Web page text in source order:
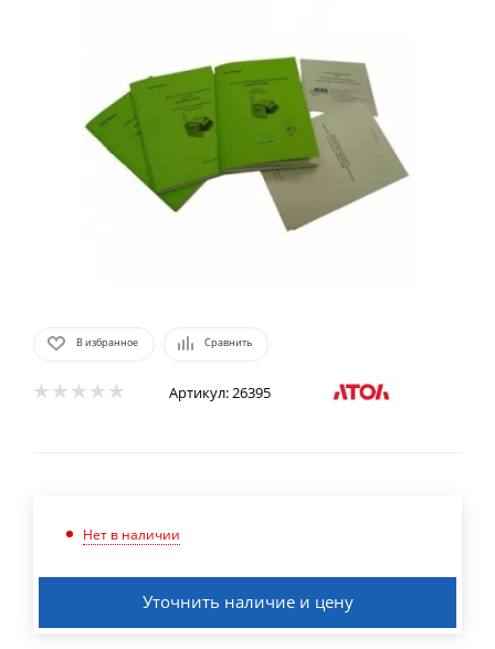
В избранное Сравнить
Артикул:26395
Нет в наличии
Уточнить наличие и цену